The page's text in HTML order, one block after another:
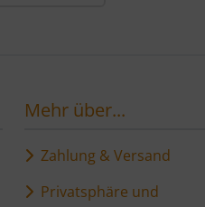
Mehr über...
Zahlung & Versand
Privatsphäre und